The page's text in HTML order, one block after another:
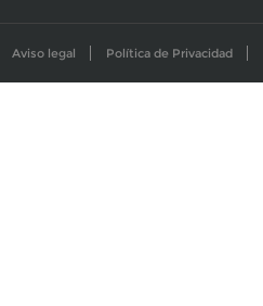
Aviso legal Política de Privacidad